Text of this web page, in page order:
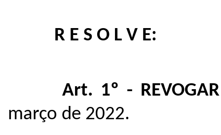
R E S O L V E:
Art. 1º -
março de 2022.